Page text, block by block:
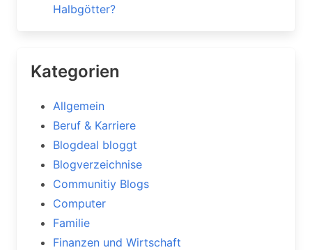
Halbgötter?
Kategorien
Allgemein
Beruf & Karriere
Blogdeal bloggt
Blogverzeichnise
Communitiy Blogs
Computer
Familie
Finanzen und Wirtschaft